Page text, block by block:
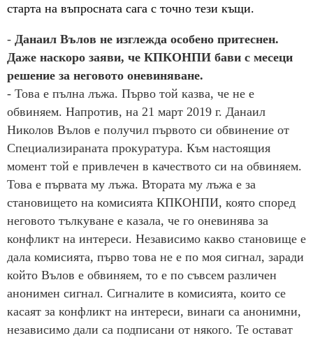
старта на въпросната сага с точно тези къщи.
- Данаил Вълов не изглежда особено притеснен.
Даже наскоро заяви, че КПКОНПИ бави с месеци
решение за неговото оневиняване.
- Това е пълна лъжа. Първо той казва, че не е
обвиняем. Напротив, на 21 март 2019 г. Данаил
Николов Вълов е получил първото си обвинение от
Специализираната прокуратура. Към настоящия
момент той е привлечен в качеството си на обвиняем.
Това е първата му лъжа. Втората му лъжа е за
становището на комисията КПКОНПИ, която според
неговото тълкуване е казала, че го оневинява за
конфликт на интереси. Независимо какво становище е
дала комисията, първо това не е по моя сигнал, заради
който Вълов е обвиняем, то е по съвсем различен
анонимен сигнал. Сигналите в комисията, които се
касаят за конфликт на интереси, винаги са анонимни,
независимо дали са подписани от някого. Те остават